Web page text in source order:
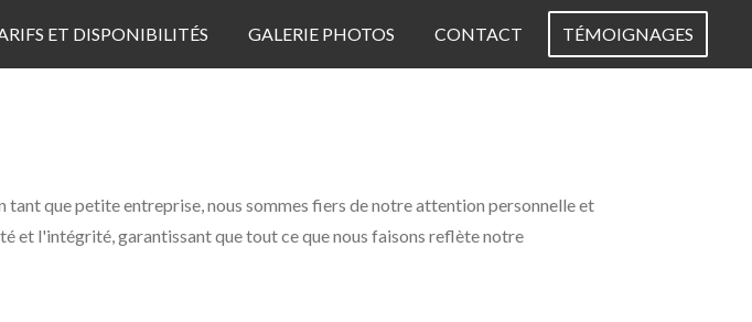
ET DISPONIBILITÉS GALERIE PHOTOS CONTACT TÉMOIGNAGES
tant que petite entreprise, nous sommes fiers de notre attention personnelle et
et l'intégrité, garantissant que tout ce que nous faisons reflète notre